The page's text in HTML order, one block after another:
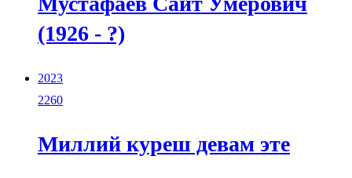
(1926 - ?)
2023
2260
Миллий куреш девам эте